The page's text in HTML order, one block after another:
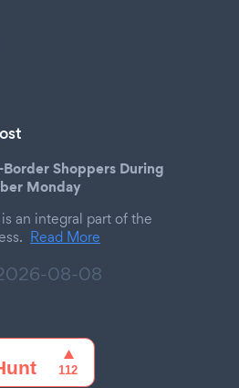
Shoppers During
Monday
an integral part of the
Read More
08-08